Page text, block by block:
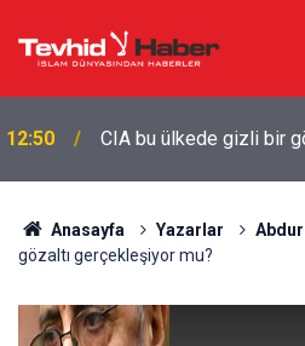
12:50 CIA bu ülkede gizli bir
Anasayfa Yazarlar
gözaltı gerçekleşiyor mu?